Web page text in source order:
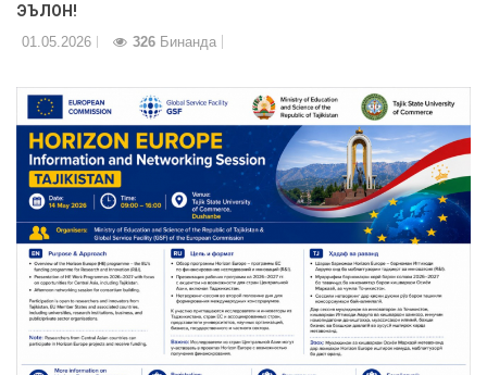
ЭЪЛОН!
01.05.2026 326 Бинанда